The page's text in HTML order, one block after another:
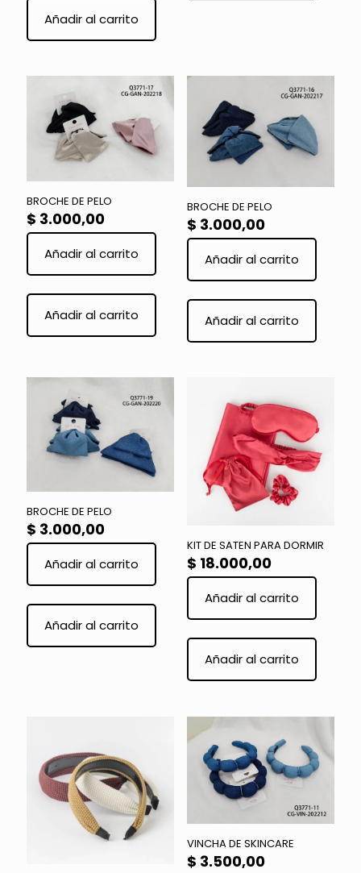
Añadir al carrito
BROCHE DE PELO
$ 3.000,00
Añadir al carrito
Añadir al carrito
BROCHE DE PELO
$ 3.000,00
Añadir al carrito
Añadir al carrito
BROCHE DE PELO
$ 3.000,00
Añadir al carrito
Añadir al carrito
KIT DE SATEN PARA DORMIR
$ 18.000,00
Añadir al carrito
Añadir al carrito
VINCHA DE SKINCARE
$ 3.500,00